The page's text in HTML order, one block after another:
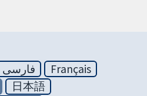
فارسی
Français
日本語